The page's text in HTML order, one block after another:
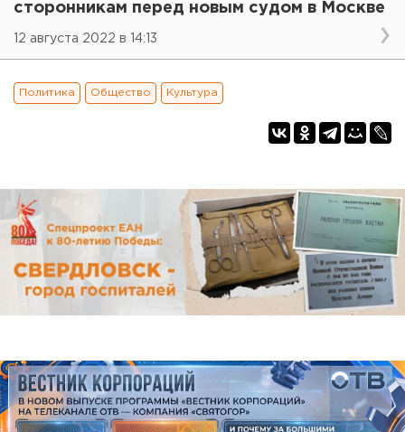
сторонникам перед новым судом в Москве
12 августа 2022 в 14:13
Политика Общество Культура